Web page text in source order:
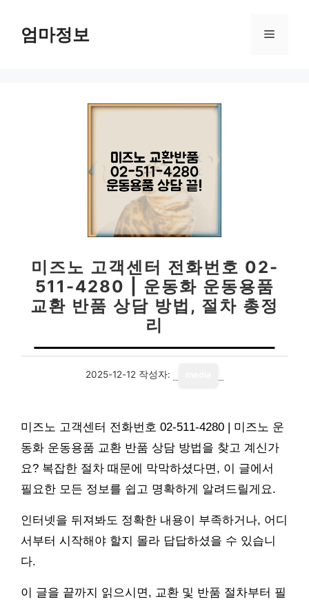
엄마정보 메
미즈노 고객센터 전화번호 02-
511-4280 | 운동화 운동용품
교환 반품 상담 방법, 절차 총정
리
2025-12-12 작성자:
미즈노 고객센터 전화번호 02-511-4280 | 미즈노 운
동화 운동용품 교환 반품 상담 방법을 찾고 계신가
요? 복잡한 절차 때문에 막막하셨다면, 이 글에서
필요한 모든 정보를 쉽고 명확하게 알려드릴게요.
인터넷을 뒤져봐도 정확한 내용이 부족하거나, 어디
서부터 시작해야 할지 몰라 답답하셨을 수 있습니
다.
이 글을 끝까지 읽으시면, 교환 및 반품 절차부터 필